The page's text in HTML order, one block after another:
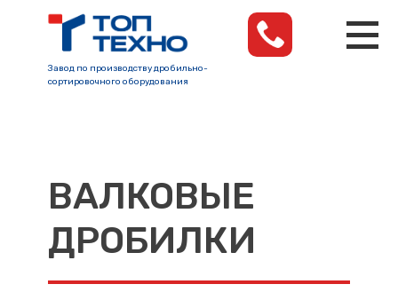
Завод по производству дробильно-
сортировочного оборудования
ВАЛКОВЫЕ
ДРОБИЛКИ